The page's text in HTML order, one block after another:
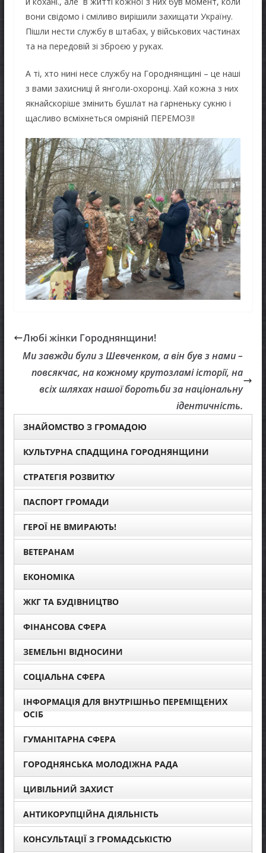
вони свідомо і сміливо вирішили захищати Україну.
Пішли нести службу в штабах, у військових частинах
та на передовій зі зброєю у руках.
А ті, хто нині несе службу на Городнянщині – це наші
з вами захисниці й янголи-охоронці. Хай кожна з них
якнайскоріше змінить бушлат на гарненьку сукню і
щасливо всміхнеться омріяній ПЕРЕМОЗІ!
Любі жінки Городнянщини!
Ми завжди були з Шевченком, а він був з нами –
повсякчас, на кожному крутозламі історії, на
всіх шляхах нашої боротьби за національну
ідентичність.
ЗНАЙОМСТВО З ГРОМАДОЮ
КУЛЬТУРНА СПАДЩИНА ГОРОДНЯНЩИНИ
СТРАТЕГІЯ РОЗВИТКУ
ПАСПОРТ ГРОМАДИ
ГЕРОЇ НЕ ВМИРАЮТЬ!
ВЕТЕРАНАМ
ЕКОНОМІКА
ЖКГ ТА БУДІВНИЦТВО
ФІНАНСОВА СФЕРА
ЗЕМЕЛЬНІ ВІДНОСИНИ
СОЦІАЛЬНА СФЕРА
ІНФОРМАЦІЯ ДЛЯ ВНУТРІШНЬО ПЕРЕМІЩЕНИХ
ОСІБ
ГУМАНІТАРНА СФЕРА
ГОРОДНЯНСЬКА МОЛОДІЖНА РАДА
ЦИВІЛЬНИЙ ЗАХИСТ
АНТИКОРУПЦІЙНА ДІЯЛЬНІСТЬ
КОНСУЛЬТАЦІЇ З ГРОМАДСЬКІСТЮ